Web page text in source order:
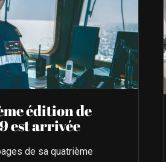
édition de
est arrivée
de sa quatrième